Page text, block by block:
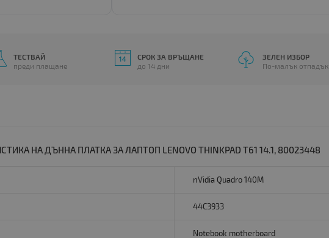
ТЕСТВАЙ
преди плащане
СРОК ЗА ВРЪЩАНЕ
до 14 дни
ЗЕЛЕН ИЗБОР
По-малък отпадък
НА ДЪННА ПЛАТКА ЗА ЛАПТОП LENOVO THINKPAD T61 14.1, 80023448
nVidia Quadro 140M
44C3933
Notebook motherboard